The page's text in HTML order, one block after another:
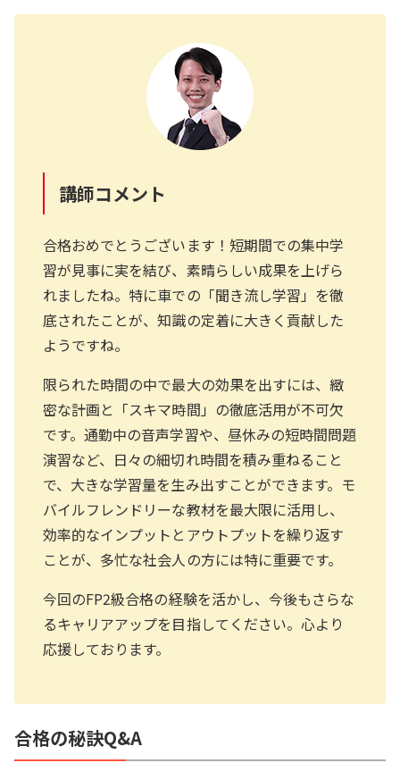
講師コメント
合格おめでとうございます！短期間での集中学
習が見事に実を結び、素晴らしい成果を上げら
れましたね。特に車での「聞き流し学習」を徹
底されたことが、知識の定着に大きく貢献した
ようですね。
限られた時間の中で最大の効果を出すには、緻
密な計画と「スキマ時間」の徹底活用が不可欠
です。通勤中の音声学習や、昼休みの短時間問題
演習など、日々の細切れ時間を積み重ねること
で、大きな学習量を生み出すことができます。モ
バイルフレンドリーな教材を最大限に活用し、
効率的なインプットとアウトプットを繰り返す
ことが、多忙な社会人の方には特に重要です。
今回のFP2級合格の経験を活かし、今後もさらな
るキャリアアップを目指してください。心より
応援しております。
合格の秘訣Q&A